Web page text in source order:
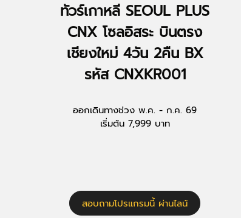
ทัวร์เกาหลี SEOUL PLUS
CNX โซลอิสระ บินตรง
เชียงใหม่ 4วัน 2คืน BX
รหัส CNXKR001
ออกเดินทางช่วง พ.ค. - ก.ค. 69
เริ่มต้น 7,999 บาท
สอบถามโปรแกรมนี้ ผ่านไลน์